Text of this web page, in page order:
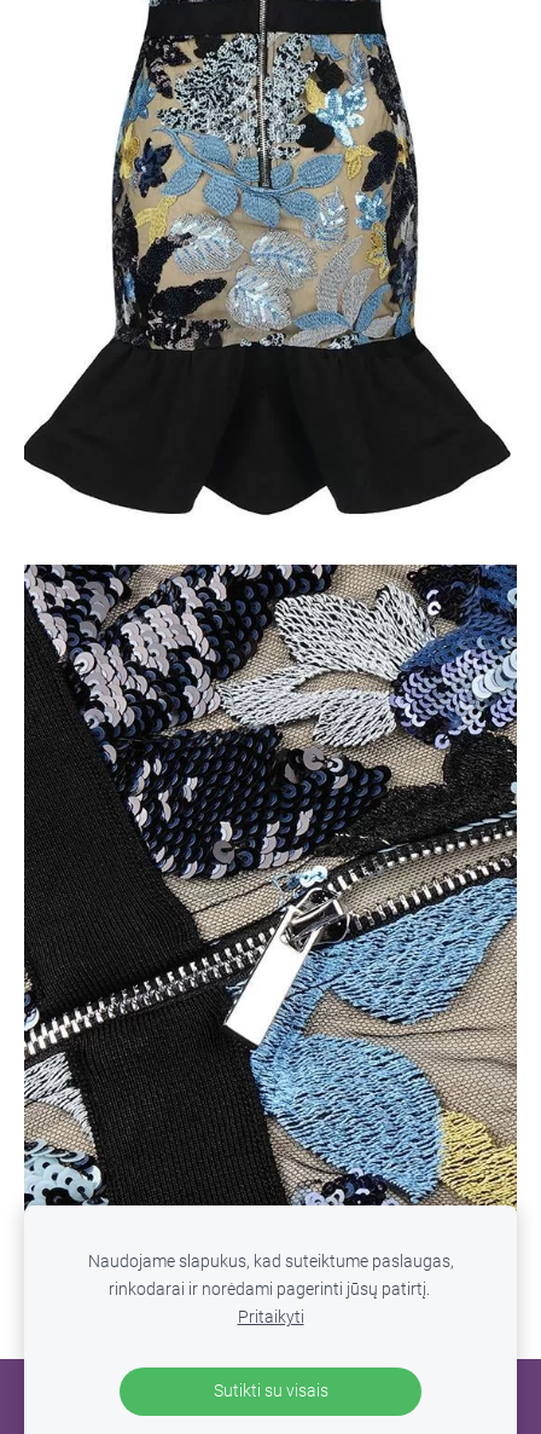
SLAPUKAI
Naudojame slapukus, kad suteiktume paslaugas,
rinkodarai ir norėdami pagerinti jūsų patirtį.
Pritaikyti
Sutikti su visais